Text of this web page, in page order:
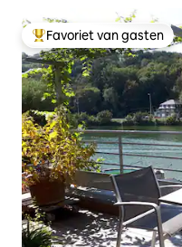
Topfavoriet van gasten
Favoriet van gasten